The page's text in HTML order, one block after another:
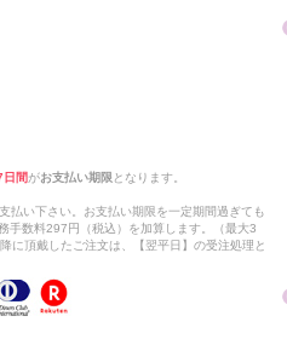
日間がお支払い期限 となります。
い下さい。お支払い期限を一定期間過ぎても
手数料297円（税込）を加算します。（最大3
頂戴したご注文は、【翌平日】の受注処理と